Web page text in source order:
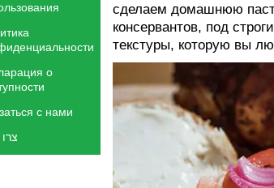
о
с нами
сделаем домашнюю
консервантов, под
текстуры, которую вы